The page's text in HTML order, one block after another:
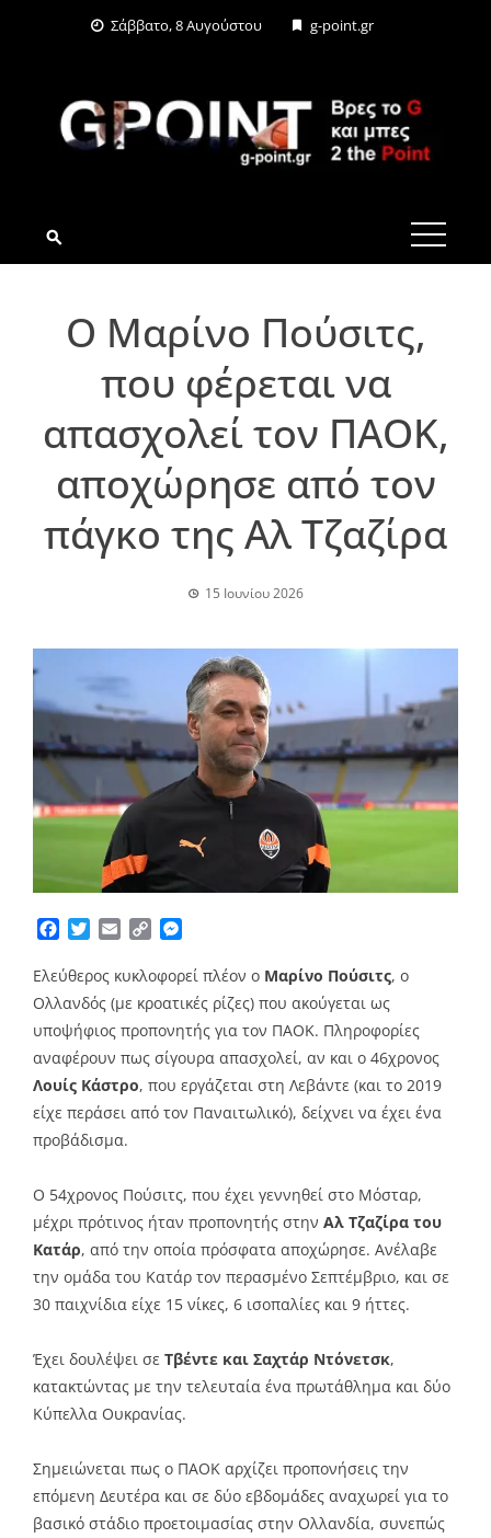
Σάββατο, 8 Αυγούστου g-point.gr
G-POINT.GR
Ο Μαρίνο Πούσιτς,
που φέρεται να
απασχολεί τον ΠΑΟΚ,
αποχώρησε από τον
πάγκο της Αλ Τζαζίρα
15 Ιουνίου 2026
Facebook
TwitterEmailCopy
Ελεύθερος κυκλοφορεί πλέον ο Μαρίνο Πούσιτς, ο
Ολλανδός (με κροατικές ρίζες) που ακούγεται ως
υποψήφιος προπονητής για τον ΠΑΟΚ. Πληροφορίες
αναφέρουν πως σίγουρα απασχολεί, αν και ο 46χρονος
Λουίς Κάστρο, που εργάζεται στη Λεβάντε (και το 2019
είχε περάσει από τον Παναιτωλικό), δείχνει να έχει ένα
προβάδισμα.
Ο 54χρονος Πούσιτς, που έχει γεννηθεί στο Μόσταρ,
μέχρι πρότινος ήταν προπονητής στην Αλ Τζαζίρα του
Κατάρ, από την οποία πρόσφατα αποχώρησε. Ανέλαβε
την ομάδα του Κατάρ τον περασμένο Σεπτέμβριο, και σε
30 παιχνίδια είχε 15 νίκες, 6 ισοπαλίες και 9 ήττες.
Έχει δουλέψει σε Τβέντε και Σαχτάρ Ντόνετσκ,
κατακτώντας με την τελευταία ένα πρωτάθλημα και δύο
Κύπελλα Ουκρανίας.
Σημειώνεται πως ο ΠΑΟΚ αρχίζει προπονήσεις την
επόμενη Δευτέρα και σε δύο εβδομάδες αναχωρεί για το
βασικό στάδιο προετοιμασίας στην Ολλανδία, συνεπώς